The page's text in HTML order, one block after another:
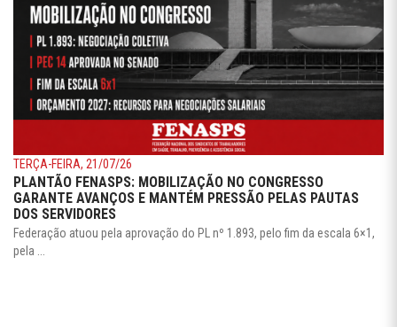
TERÇA-FEIRA, 21/07/26
PLANTÃO FENASPS: MOBILIZAÇÃO NO CONGRESSO
GARANTE AVANÇOS E MANTÉM PRESSÃO PELAS PAUTAS
DOS SERVIDORES
Federação atuou pela aprovação do PL nº 1.893, pelo fim da escala 6×1,
pela ...